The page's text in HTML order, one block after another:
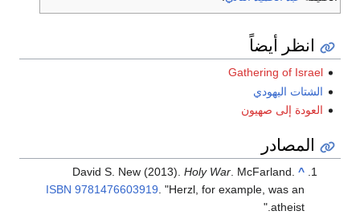
انظر أيضاً
Gathering of Israel
الشتات اليهودي
العودة إلى صهيون
المصادر
^
David S. New (2013).Holy War. McFarland.
ISBN 9781476603919. Herzl, for example, was an
atheist.